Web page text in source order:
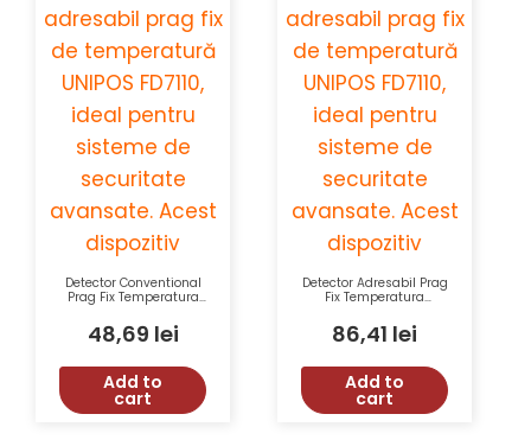
Detector Conventional
Prag Fix Temperatura
UNIPOS FD8020S
Tensiune 15-30VDC
Clasa IP43
48,69 lei
Add to
cart
Detector Adresabil Prag
Fix Temperatura
UNIPOS FD7110 Tensiune
15-30VDC IP43
86,41 lei
Add to
cart